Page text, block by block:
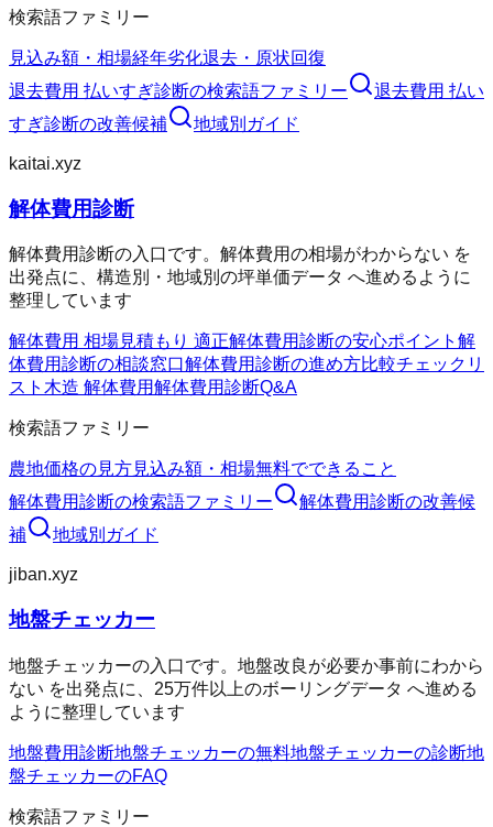
検索語ファミリー
見込み額・相場経年劣化退去・原状回復
退去費用 払いすぎ診断の検索語ファミリー
退去費用 払い
すぎ診断の改善候補 地域別ガイド
kaitai.xyz
解体費用診断
解体費用診断の入口です。解体費用の相場がわからない を
出発点に、構造別・地域別の坪単価データ へ進めるように
整理しています
解体費用 相場見積もり 適正解体費用診断の安心ポイント 解
体費用診断の相談窓口解体費用診断の進め方比較チェックリ
スト 木造 解体費用解体費用診断Q&A
検索語ファミリー
農地価格の見方見込み額・相場無料でできること
解体費用診断の検索語ファミリー 解体費用診断の改善候
補
地域別ガイド
jiban.xyz
地盤チェッカー
地盤チェッカーの入口です。地盤改良が必要か事前にわから
ない を出発点に、25万件以上のボーリングデータ へ進める
ように整理しています
地盤費用診断地盤チェッカーの無料地盤チェッカーの診断地
盤チェッカーのFAQ
検索語ファミリー